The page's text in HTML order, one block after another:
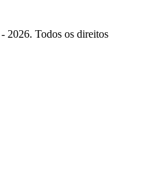
Todos os direitos